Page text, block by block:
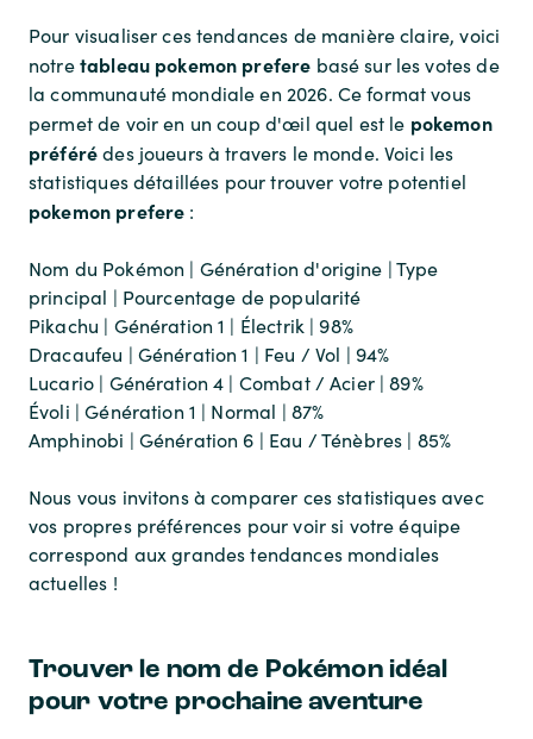
Pour visualiser ces tendances de manière claire, voici
notretableau pokemon prefere basé sur les votes de
la communauté mondiale en 2026. Ce format vous
permet de voir en un coup d'œil quel est le pokemon
préférédes joueurs à travers le monde. Voici les
statistiques détaillées pour trouver votre potentiel
pokemon prefere :
Nom du Pokémon | Génération d'origine | Type
principal | Pourcentage de popularité
Pikachu | Génération 1 | Électrik | 98%
Dracaufeu | Génération 1 | Feu / Vol | 94%
Lucario | Génération 4 | Combat / Acier | 89%
Évoli | Génération 1 | Normal | 87%
Amphinobi | Génération 6 | Eau / Ténèbres | 85%
Nous vous invitons à comparer ces statistiques avec
vos propres préférences pour voir si votre équipe
correspond aux grandes tendances mondiales
actuelles !
Trouver le nom de Pokémon idéal
pour votre prochaine aventure